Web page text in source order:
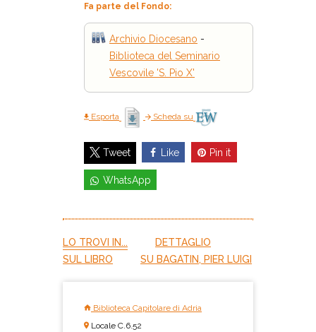
Fa parte del Fondo:
Archivio Diocesano -
Biblioteca del Seminario
Vescovile 'S. Pio X'
Esporta Scheda su
Tweet Like Pin it
WhatsApp
LO TROVI IN...
DETTAGLIO
SUL LIBRO
SU BAGATIN, PIER LUIGI
Biblioteca Capitolare di Adria
Locale C.6.52